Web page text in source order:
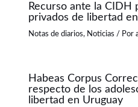
Recurso ante la CIDH
privados de libertad
Notas de diarios, Noticias / Por
Habeas Corpus
respecto de los
libertad en Uruguay